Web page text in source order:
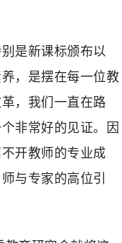
是新课标颁布以
，是摆在每一位教
，我们一直在路
非常好的见证。因
开教师的专业成
与专家的高位引